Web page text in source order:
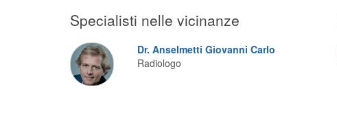
Specialisti nelle vicinanze
Dr. Anselmetti Giovanni Carlo
Radiologo